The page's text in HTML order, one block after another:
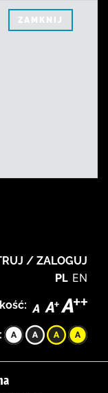
ZAMKNIJ
/ ZALOGUJ
PL EN